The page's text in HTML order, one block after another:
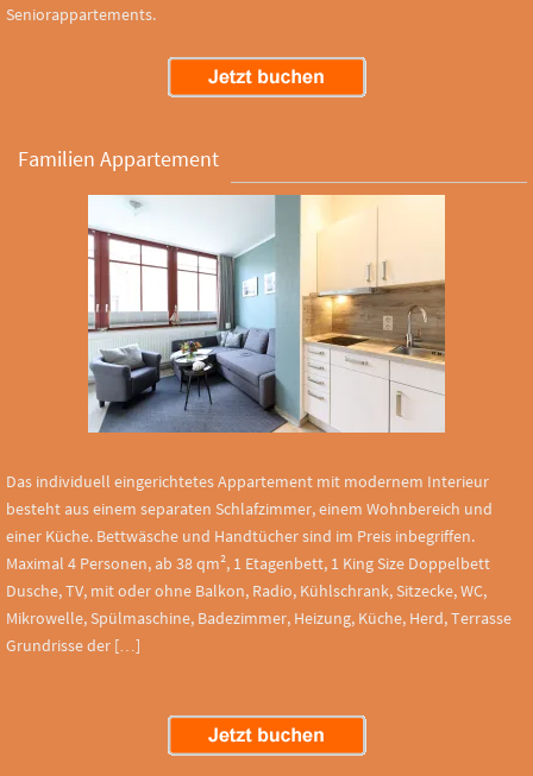
Seniorappartements.
Familien Appartement
Das individuell eingerichtetes Appartement mit modernem Interieur
besteht aus einem separaten Schlafzimmer, einem Wohnbereich und
einer Küche. Bettwäsche und Handtücher sind im Preis inbegriffen.
Maximal 4 Personen, ab 38 qm², 1 Etagenbett, 1 King Size Doppelbett
Dusche, TV, mit oder ohne Balkon, Radio, Kühlschrank, Sitzecke, WC,
Mikrowelle, Spülmaschine, Badezimmer, Heizung, Küche, Herd, Terrasse
Grundrisse der […]